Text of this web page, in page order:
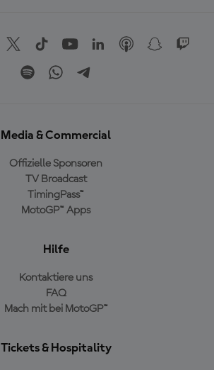
Media & Commercial
Offizielle Sponsoren
TV Broadcast
TimingPass™
MotoGP™ Apps
Hilfe
Kontaktiere uns
FAQ
Mach mit bei MotoGP™
Tickets & Hospitality